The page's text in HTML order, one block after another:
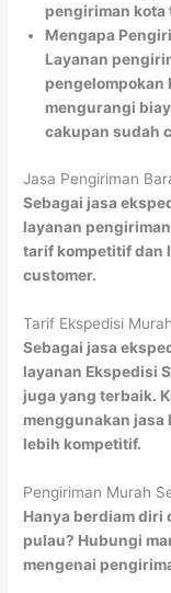
pengiriman kota
Mengapa
Layanan
pengelompokan
mengurangi
cakupan sudah
Jasa Pengiriman
Sebagai jasa
layanan
tarif kompetitif dan
customer.
Tarif Ekspedisi
Sebagai jasa
layanan Ekspedisi
juga yang terbaik.
menggunakan jasa
lebih kompetitif.
Pengiriman Murah
Hanya berdiam diri
pulau? Hubungi
mengenai